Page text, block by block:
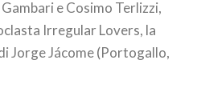
e Cosimo Terlizzi,
Irregular Lovers, la
Jorge Jácome (Portogallo,